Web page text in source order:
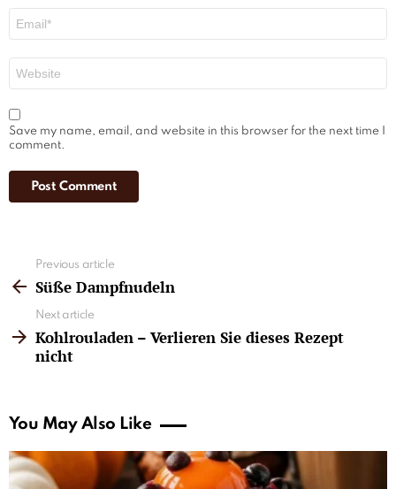
Save my name, email, and website in this browser for the next time I
comment.
more
Previous article
Süße Dampfnudeln
Next article
Kohlrouladen – Verlieren Sie dieses Rezept
nicht
You May Also Like